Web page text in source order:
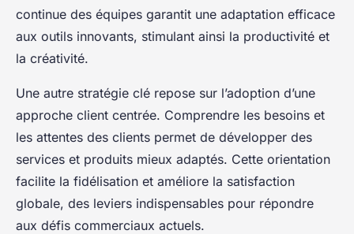
continue des équipes garantit une adaptation efficace
aux outils innovants, stimulant ainsi la productivité et
la créativité.
Une autre stratégie clé repose sur l’adoption d’une
approche client centrée. Comprendre les besoins et
les attentes des clients permet de développer des
services et produits mieux adaptés. Cette orientation
facilite la fidélisation et améliore la satisfaction
globale, des leviers indispensables pour répondre
aux défis commerciaux actuels.